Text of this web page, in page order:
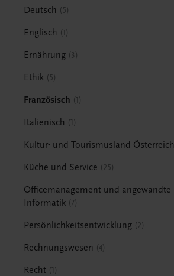
Deutsch 5
Englisch 1
Ernährung 3
Ethik 5
Französisch 1
Italienisch 1
Kultur- und Tourismusland Österreich
Küche und Service 25
Officemanagement und angewandte
Informatik 7
Persönlichkeitsentwicklung 2
Rechnungswesen 4
Recht 1